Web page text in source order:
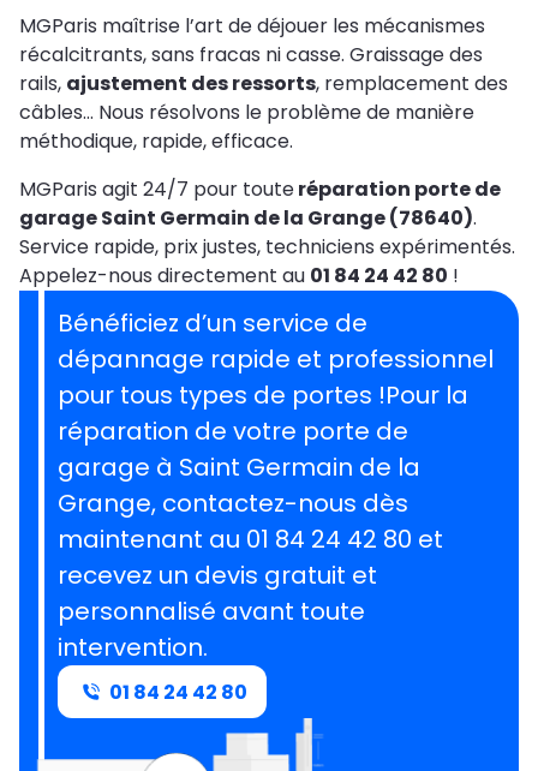
MGParis maîtrise l’art de déjouer les mécanismes
récalcitrants, sans fracas ni casse. Graissage des
rails, ajustement des ressorts, remplacement des
câbles… Nous résolvons le problème de manière
méthodique, rapide, efficace.
MGParis agit 24/7 pour touteréparation porte de
garage Saint Germain de la Grange (78640).
Service rapide, prix justes, techniciens expérimentés.
Appelez-nous directement au 01 84 24 42 80 !
Bénéficiez d’un service de
dépannage rapide et professionnel
pour tous types de portes !Pour la
réparation de votre porte de
garage à Saint Germain de la
Grange, contactez-nous dès
maintenant au 01 84 24 42 80 et
recevez un devis gratuit et
personnalisé avant toute
intervention.
01 84 24 42 80